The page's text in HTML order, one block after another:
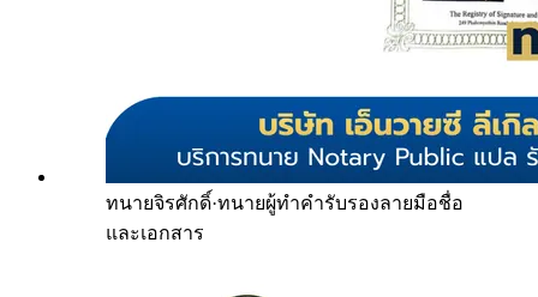
ทนายจิรศักดิ์·ทนายผู้ทำคำรับรองลายมือชื่อ
และเอกสาร